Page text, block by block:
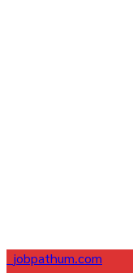
jobpathum.com